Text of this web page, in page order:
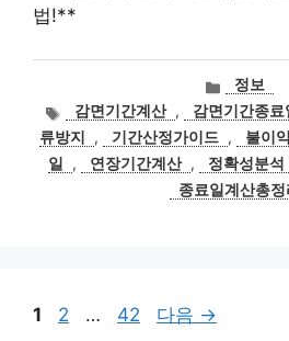
법!**
카
테
고
리
정보
태
그
감면기간계산 , 감면기간종료
류방지
, 기간산정가이드 , 불이
일
, 연장기간계산 , 정확성분석
종료일계산총정
페
1
페
2 …
페
42 다음 →